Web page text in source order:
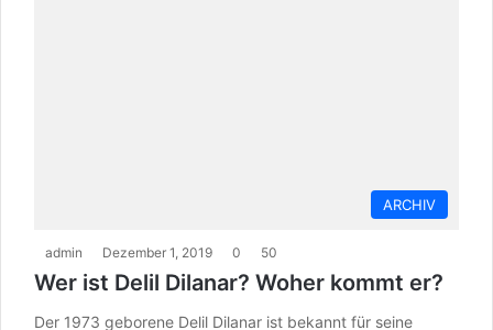
ARCHIV
admin Dezember 1, 2019 0 50
Wer ist Delil Dilanar? Woher kommt er?
Der 1973 geborene Delil Dilanar ist bekannt für seine